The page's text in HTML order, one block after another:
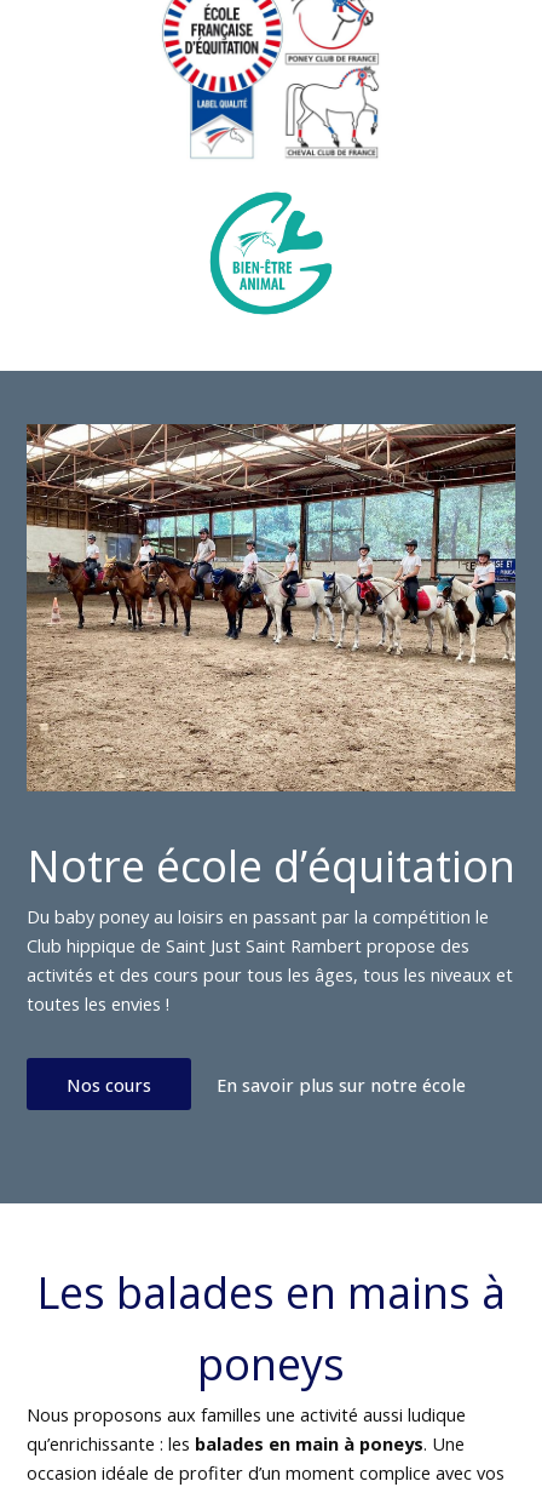
Notre école d’équitation
Du baby poney au loisirs en passant par la compétition le
Club hippique de Saint Just Saint Rambert propose des
activités et des cours pour tous les âges, tous les niveaux et
toutes les envies !
Nos cours En savoir plus sur notre école
Les balades en mains à
poneys
Nous proposons aux familles une activité aussi ludique
qu’enrichissante : les balades en main à poneys. Une
occasion idéale de profiter d’un moment complice avec vos